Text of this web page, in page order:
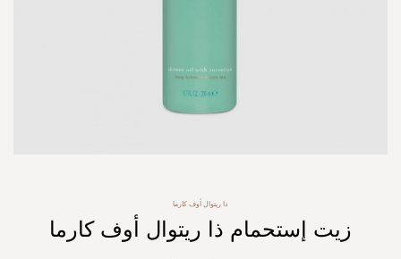
beginning
ذا ريتوال أوف كارما
زيت إستحمام ذا ريتوال أوف كارما